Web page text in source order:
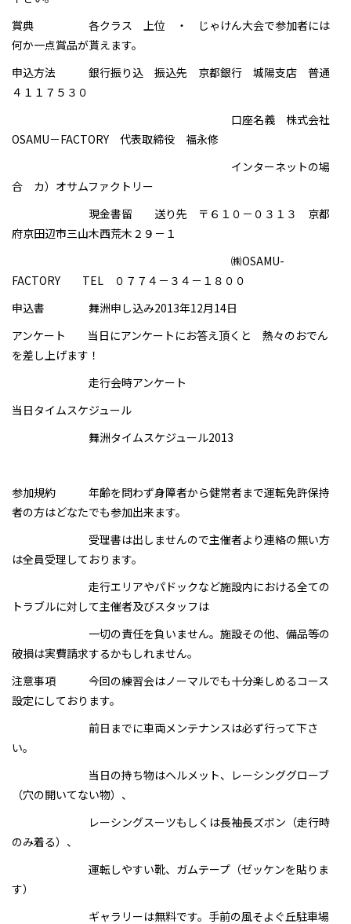
賞典 各クラス 上位 ・ じゃけん大会で参加者には
何か一点賞品が貰えます。
申込方法 銀行振り込 振込先 京都銀行 城陽支店 普通
４１１７５３０
口座名義 株式会社
OSAMU－FACTORY 代表取締役 福永修
インターネットの場
合 カ）オサムファクトリー
現金書留 送り先 〒６１０－０３１３ 京都
府京田辺市三山木西荒木２９－１
㈱OSAMU-
FACTORY TEL ０７７４－３４－１８００
申込書 舞洲申し込み2013年12月14日
アンケート 当日にアンケートにお答え頂くと 熱々のおでん
を差し上げます！
走行会時アンケート
当日タイムスケジュール
舞洲タイムスケジュール2013
参加規約 年齢を問わず身障者から健常者まで運転免許保持
者の方はどなたでも参加出来ます。
受理書は出しませんので主催者より連絡の無い方
は全員受理しております。
走行エリアやパドックなど施設内における全ての
トラブルに対して主催者及びスタッフは
一切の責任を負いません。施設その他、備品等の
破損は実費請求するかもしれません。
注意事項 今回の練習会はノーマルでも十分楽しめるコース
設定にしております。
前日までに車両メンテナンスは必ず行って下さ
い。
当日の持ち物はヘルメット、レーシンググローブ
（穴の開いてない物）、
レーシングスーツもしくは長袖長ズボン（走行時
のみ着る）、
運転しやすい靴、ガムテープ（ゼッケンを貼りま
す）
ギャラリーは無料です。手前の風そよぐ丘駐車場